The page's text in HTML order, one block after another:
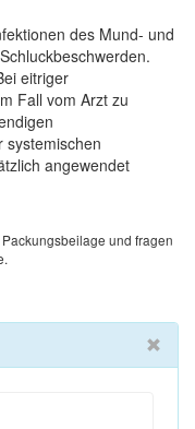
des Mund- und
eitriger
Fall vom Arzt zu
systemischen
angewendet
und fragen